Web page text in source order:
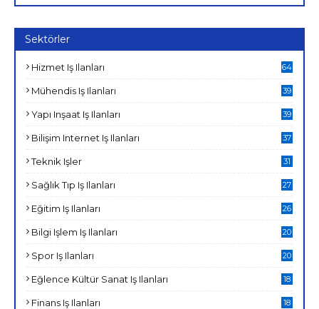
Sektörler
Hizmet Iş Ilanları 64
Mühendis Iş Ilanları 39
Yapı Inşaat Iş Ilanları 39
Bilişim Internet Iş Ilanları 37
Teknik Işler 31
Sağlık Tıp Iş Ilanları 27
Eğitim Iş Ilanları 26
Bilgi Işlem Iş Ilanları 20
Spor Iş Ilanları 20
Eğlence Kültür Sanat Iş Ilanları 18
Finans Iş Ilanları 18